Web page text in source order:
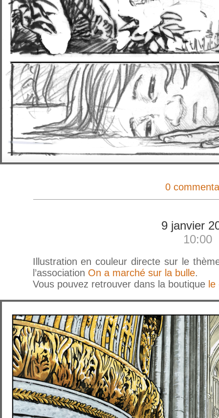
0
9 janvier
10:00
Illustration en couleur directe sur le
l’association On a marché sur la bulle.
Vous pouvez retrouver dans la boutique